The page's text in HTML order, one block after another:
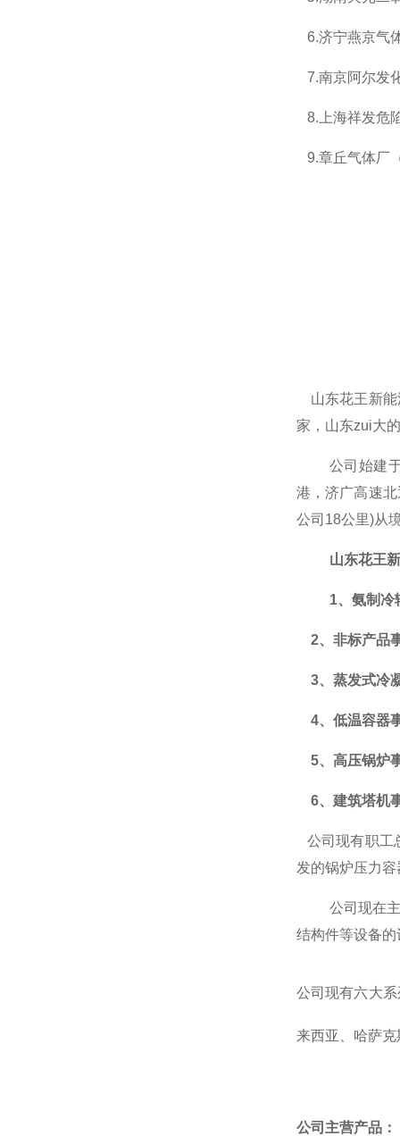
6.济宁燕京气
7.南京阿尔发
8. 上海祥发危
9.章丘气体厂
山东花王新
家，山东zui大
公司 始建
港，济广高速
公司18公里)从
山东花王
1、氨制冷
2、非标产品
3、蒸发式冷
4、低温容器
5、高压锅炉
6、 建筑塔机
公司现有职工
发的锅炉压力容
公司现在
结构件等设备
公司现有六大
来西亚 哈萨克
公司主营产品：